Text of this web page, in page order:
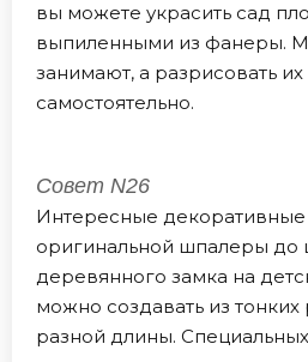
вы можете украсить сад
выпиленными из фанеры.
занимают, а разрисовать
самостоятельно.
Совет N26
Интересные декоративные
оригинальной шпалеры до
деревянного замка на
можно создавать из
разной длины.